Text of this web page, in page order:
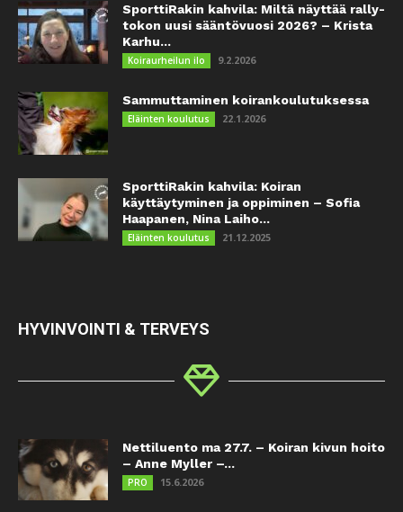
SporttiRakin kahvila: Miltä näyttää rally-
tokon uusi sääntövuosi 2026? – Krista
Karhu...
Koiraurheilun ilo 9.2.2026
Sammuttaminen koirankoulutuksessa
Eläinten koulutus 22.1.2026
SporttiRakin kahvila: Koiran
käyttäytyminen ja oppiminen – Sofia
Haapanen, Nina Laiho...
Eläinten koulutus 21.12.2025
HYVINVOINTI & TERVEYS
Nettiluento ma 27.7. – Koiran kivun hoito
– Anne Myller –...
PRO 15.6.2026